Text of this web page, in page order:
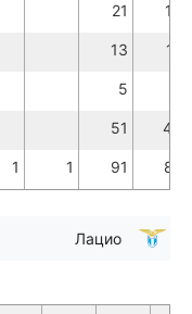
21 19
13 12
5
51 48
1 1 91 87
Лацио